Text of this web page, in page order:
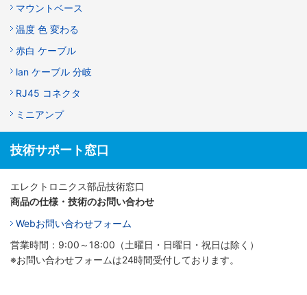
マウントベース
温度 色 変わる
赤白 ケーブル
lan ケーブル 分岐
RJ45 コネクタ
ミニアンプ
技術サポート窓口
エレクトロニクス部品技術窓口
商品の仕様・技術のお問い合わせ
Webお問い合わせフォーム
営業時間：9:00～18:00（土曜日・日曜日・祝日は除く）
※お問い合わせフォームは24時間受付しております。